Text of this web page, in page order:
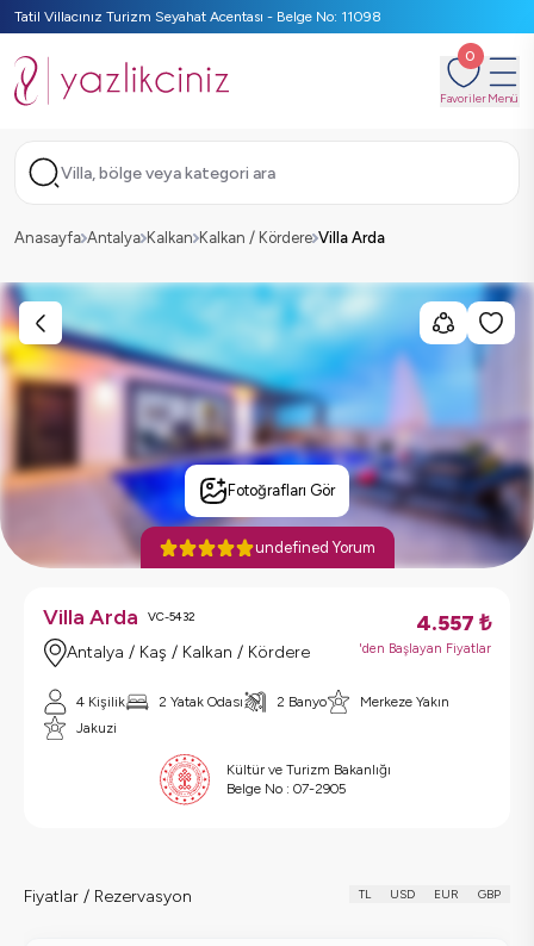
Tatil Villacınız Turizm Seyahat Acentası - Belge No: 11098
0
FavorilerMenü
Villa, bölge veya kategori ara
Anasayfa Antalya Kalkan Kalkan / Kördere Villa Arda
Fotoğrafları Gör
undefined Yorum
Villa Arda VC-5432
Antalya / Kaş / Kalkan / Kördere
4.557 ₺
'den Başlayan Fiyatlar
4 Kişilik 2 Yatak Odası 2 Banyo
Merkeze Yakın
Jakuzi
Kültür ve Turizm Bakanlığı
Belge No : 07-2905
Fiyatlar / Rezervasyon TL USD EUR GBP